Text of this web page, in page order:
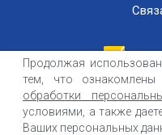
Публичный договор оказания
ООО «Контемпорари» не несет
получаемой из открытых источников
Продолжая
тем, что
обработки
условиями, а также
Ваших персональных